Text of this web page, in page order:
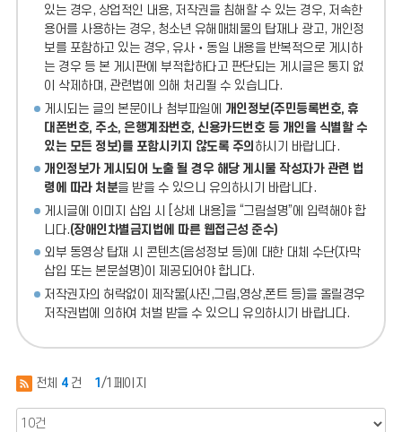
있는 경우, 상업적인 내용, 저작권을 침해할 수 있는 경우, 저속한
용어를 사용하는 경우, 청소년 유해매체물의 탑재나 광고, 개인정
보를 포함하고 있는 경우, 유사‧동일 내용을 반복적으로 게시하
는 경우 등 본 게시판에 부적합하다고 판단되는 게시글은 통지 없
이 삭제하며, 관련법에 의해 처리될 수 있습니다.
게시되는 글의 본문이나 첨부파일에 개인정보(주민등록번호, 휴
대폰번호, 주소, 은행계좌번호, 신용카드번호 등 개인을 식별할 수
있는 모든 정보)를 포함시키지 않도록 주의 하시기 바랍니다.
개인정보가 게시되어 노출 될 경우 해당 게시물 작성자가 관련 법
령에 따라 처분을 받을 수 있으니 유의하시기 바랍니다.
게시글에 이미지 삽입 시 [상세 내용]을 “그림설명”에 입력해야 합
니다.(장애인차별금지법에 따른 웹접근성 준수)
외부 동영상 탑재 시 콘텐츠(음성정보 등)에 대한 대체 수단(자막
삽입 또는 본문설명)이 제공되어야 합니다.
저작권자의 허락없이 제작물(사진,그림,영상,폰트 등)을 올릴경우
저작권법에 의하여 처벌 받을 수 있으니 유의하시기 바랍니다.
전체 4 건 1 /1페이지